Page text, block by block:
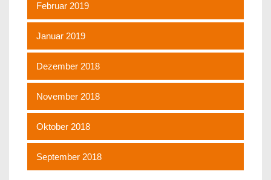
Februar 2019
Januar 2019
Dezember 2018
November 2018
Oktober 2018
September 2018